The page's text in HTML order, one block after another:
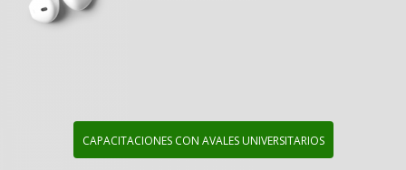
CAPACITACIONES CON AVALES UNIVERSITARIOS